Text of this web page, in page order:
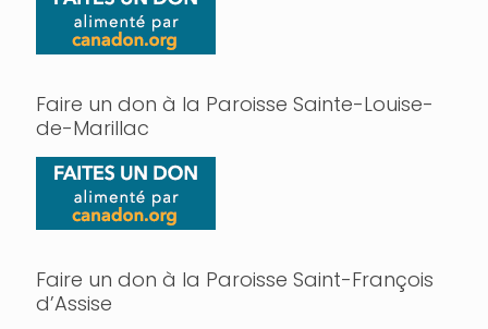
Faire un don à la Paroisse Sainte-Louise-
de-Marillac
Faire un don à la Paroisse Saint-François
d’Assise